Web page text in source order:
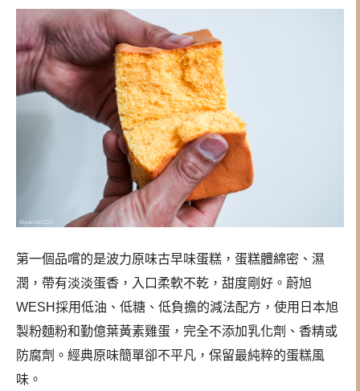
第一個品嚐的是波力原味古早味蛋糕，蛋糕體綿密、濕
潤，帶有淡淡蛋香，入口柔軟不乾，甜度剛好。蔚旭
WESH採用低油、低糖、低負擔的減法配方，使用日本旭
製粉麵粉和勤億葉黃素雞蛋，完全不添加乳化劑、香精或
防腐劑。經典原味簡單卻不平凡，保留最純粹的蛋糕風
味。